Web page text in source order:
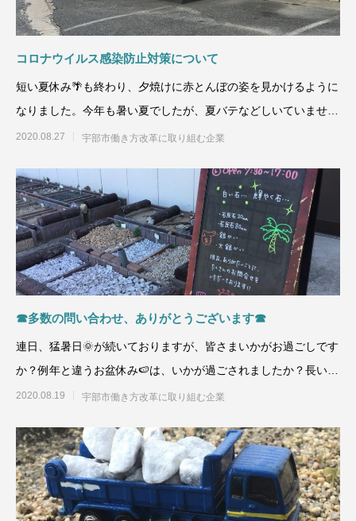
コロナウイルス感染防止対策について
短い夏休み🌴も終わり、夕焼けに赤とんぼの姿を見かけるように
なりました。今年も暑い夏でしたが、夏バテなどしいていません
か？宇部市・山
2020.08.27 宇部市働き方改革に取り組む企業
☎多数の問い合わせ、ありがとうございます☎
連日、猛暑日🌞が続いておりますが、皆さまいかがお過ごしです
か？例年と違うお盆休み🍉は、いかが過ごされましたか？長い雨
☔が終わったと思えば、
2020.08.19 宇部市働き方改革に取り組む企業